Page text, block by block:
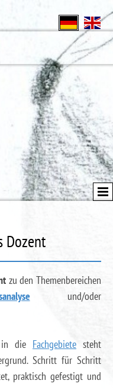
Dozent
zu den Themenbereichen
und/oder
in die Fachgebiete steht
Schritt für Schritt
praktisch gefestigt und